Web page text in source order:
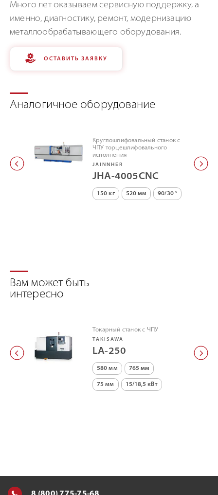
Много лет оказываем сервисную поддержку, а
именно, диагностику, ремонт, модернизацию
металлообрабатывающего оборудования.
ОСТАВИТЬ ЗАЯВКУ
Аналогичное оборудование
Круглошлифовальный станок с
ЧПУ торцешлифовального
исполнения
JAINNHER
JHA-4005CNC
150 кг 520 мм 90/30 °
Вам может быть
интересно
Токарный станок с ЧПУ
TAKISAWA
LA-250
580 мм 765 мм
75 мм 15/18,5 кВт